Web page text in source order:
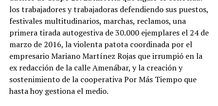
los trabajadores y trabajadoras defendiendo sus puestos,
festivales multitudinarios, marchas, reclamos, una
primera tirada autogestiva de 30.000 ejemplares el 24 de
marzo de 2016, la violenta patota coordinada por el
empresario Mariano Martínez Rojas que irrumpió en la
ex redacción de la calle Amenábar, y la creación y
sostenimiento de la cooperativa Por Más Tiempo que
hasta hoy gestiona el medio.